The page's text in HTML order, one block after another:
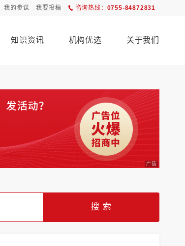
我的参谋 我要投稿 咨询热线： 0755-84872831
知识资讯 机构优选 关于我们
广告
搜 索